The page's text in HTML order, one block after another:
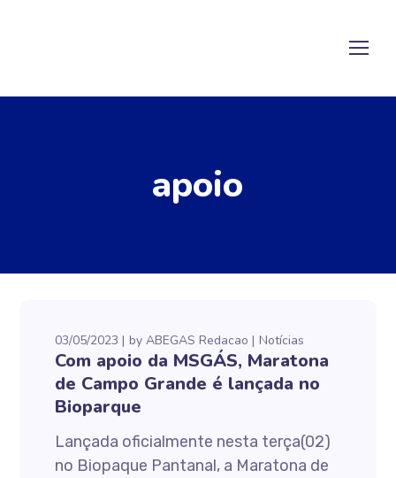
apoio
03/05/2023 byABEGAS Redacao Notícias
Com apoio da MSGÁS, Maratona
de Campo Grande é lançada no
Bioparque
Lançada oficialmente nesta terça(02)
no Biopaque Pantanal, a Maratona de